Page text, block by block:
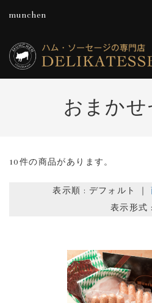
munchen
おまかせ
10件の商品があります。
表示順 : デフォルト ｜
表示形式 :